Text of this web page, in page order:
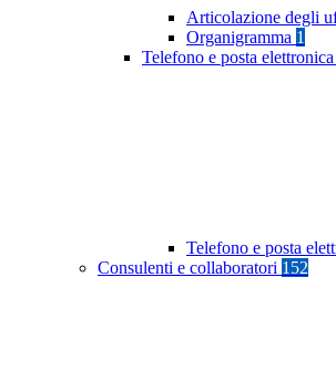
Articolazione degli
Organigramma 1
Telefono e posta elettronica
Telefono e posta
Consulenti e collaboratori 152